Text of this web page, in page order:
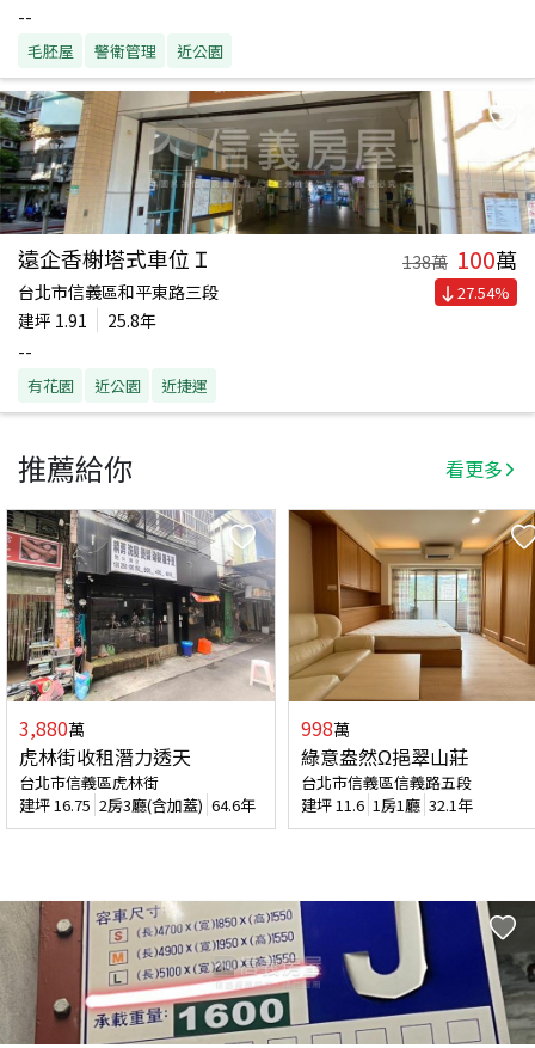
--
毛胚屋 警衛管理 近公園
遠企香榭塔式車位Ｉ 138萬 100萬
台北市信義區和平東路三段
建坪 1.91
25.8年
--
有花園 近公園 近捷運
27.54%
推薦給你 看更多
3,880萬
虎林街收租潛力透天
台北市信義區虎林街
建坪16.75 2房3廳(含加蓋) 64.6年
998萬
綠意盎然Ω挹翠山莊
台北市信義區信義路五段
建坪11.6 1房1廳 32.1年